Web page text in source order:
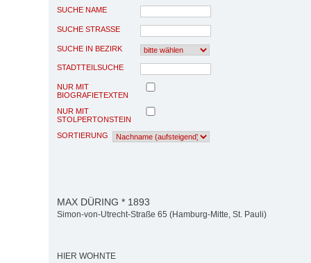
SUCHE NAME
SUCHE STRASSE
SUCHE IN BEZIRK
STADTTEILSUCHE
NUR MIT
BIOGRAFIETEXTEN
NUR MIT
STOLPERTONSTEIN
SORTIERUNG
MAX DÜRING * 1893
Simon-von-Utrecht-Straße 65 (Hamburg-Mitte, St. Pauli)
HIER WOHNTE